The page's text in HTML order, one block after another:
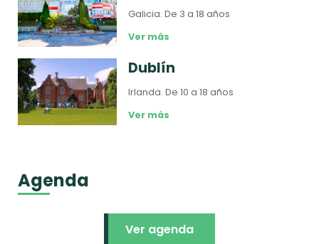
Galicia.De 3 a 18 años
Ver más
Dublín
Irlanda.De 10 a 18 años
Ver más
Agenda
Ver agenda